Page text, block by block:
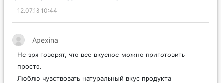
12.07.18 10:44
Apexina
Не зря говорят, что все вкусное можно приготовить
просто.
Люблю чувствовать натуральный вкус продукта